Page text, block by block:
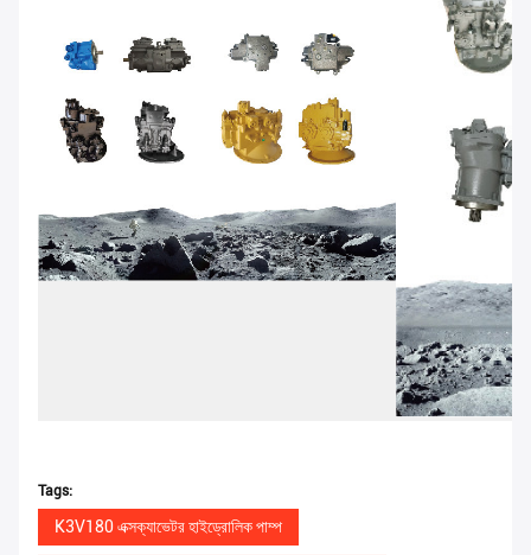
Tags:
K3V180 এক্সক্যাভেটর হাইড্রোলিক পাম্প